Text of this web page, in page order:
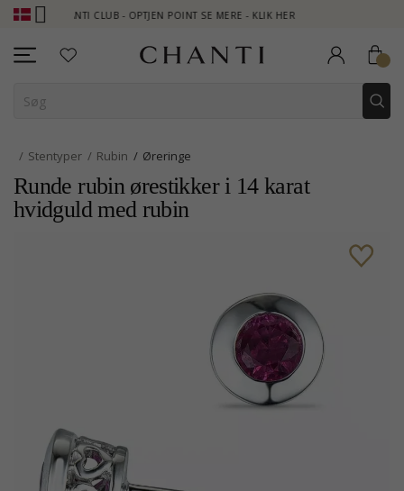
CHANTI CLUB - OPTJEN POINT SE MERE - KLIK HER
Stentyper Rubin Øreringe
Runde rubin ørestikker i 14 karat
hvidguld med rubin